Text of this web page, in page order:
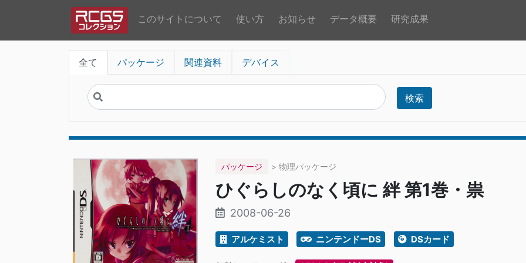
このサイトについて 使い方 お知らせ データ概要 研究成果
全て パッケージ 関連資料 デバイス
検索
パッケージ > 物理パッケージ
ひぐらしのなく頃に 絆 第1巻・祟
2008-06-26
アルケミスト ニンテンドーDS DSカード